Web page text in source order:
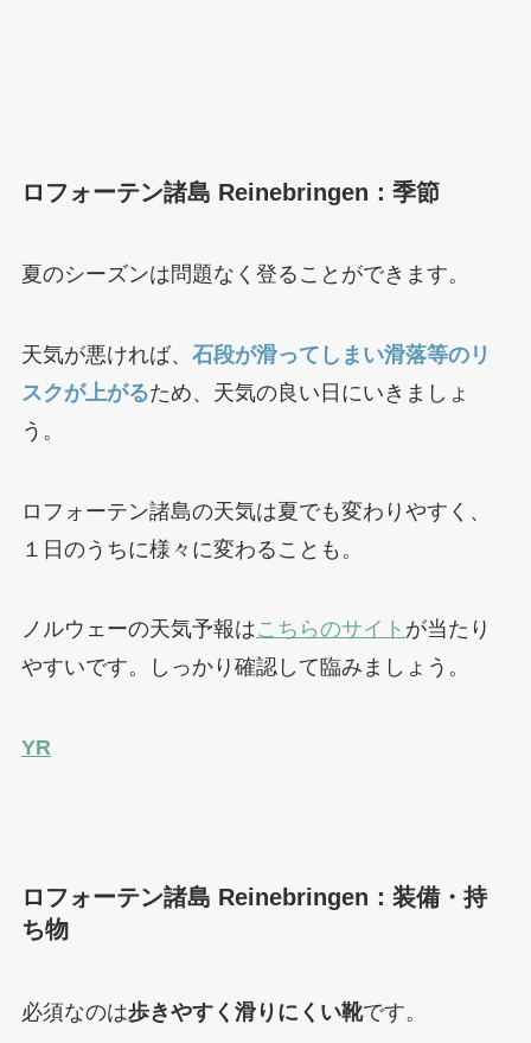
ロフォーテン諸島 Reinebringen：季節
夏のシーズンは問題なく登ることができます。
天気が悪ければ、 石段が滑ってしまい滑落等のリ
スクが上がるため、天気の良い日にいきましょ
う。
ロフォーテン諸島の天気は夏でも変わりやすく、
１日のうちに様々に変わることも。
ノルウェーの天気予報はこちらのサイト が当たり
やすいです。しっかり確認して臨みましょう。
YR
ロフォーテン諸島 Reinebringen：装備・持
ち物
必須なのは歩きやすく滑りにくい靴です。